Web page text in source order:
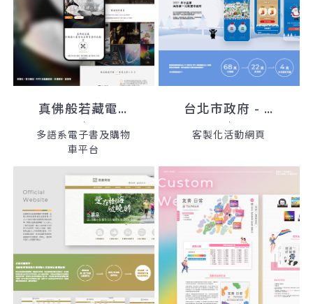
真佛般若藏電子書網站
多語系電子書及購物
車平台
台北市政府 - 繽紛耶誕玩台北
客製化活動網頁